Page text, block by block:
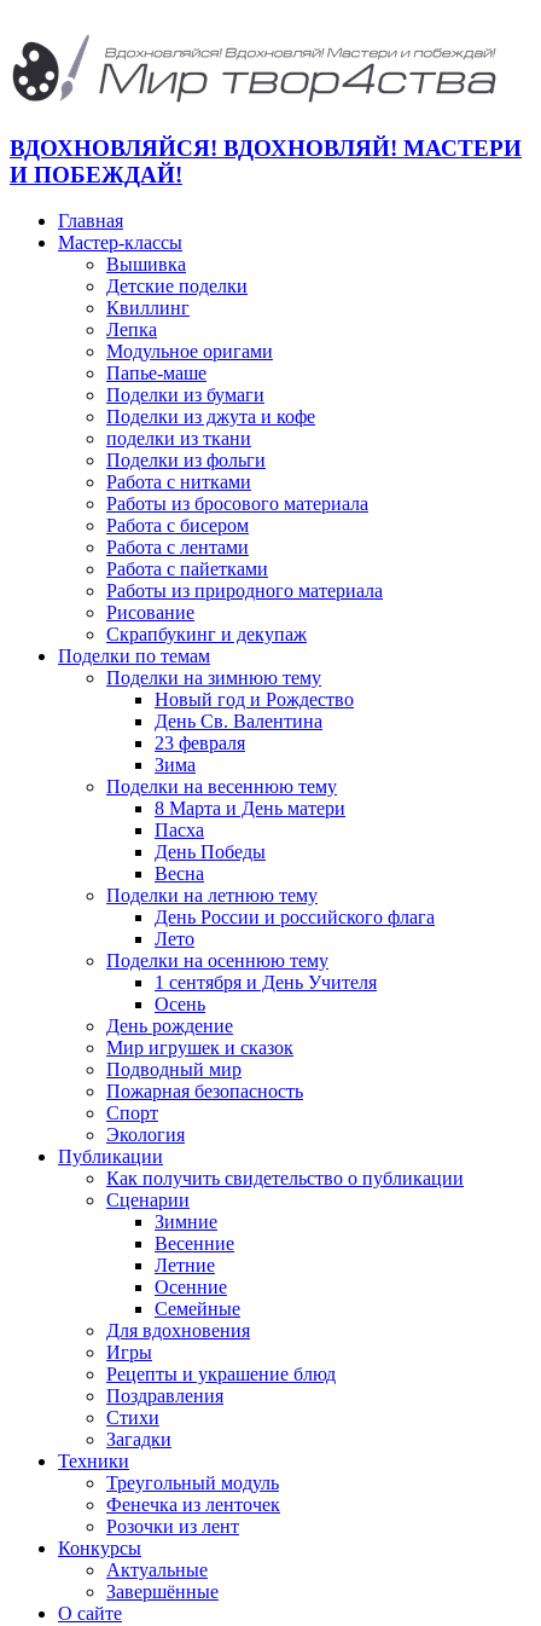
ВДОХНОВЛЯЙСЯ! ВДОХНОВЛЯЙ! МАСТЕРИ
И ПОБЕЖДАЙ!
Главная
Мастер-классы
Вышивка
Детские поделки
Квиллинг
Лепка
Модульное оригами
Папье-маше
Поделки из бумаги
Поделки из джута и кофе
поделки из ткани
Поделки из фольги
Работа с нитками
Работы из бросового материала
Работа с бисером
Работа с лентами
Работа с пайетками
Работы из природного материала
Рисование
Скрапбукинг и декупаж
Поделки по темам
Поделки на зимнюю тему
Новый год и Рождество
День Св. Валентина
23 февраля
Зима
Поделки на весеннюю тему
8 Марта и День матери
Пасха
День Победы
Весна
Поделки на летнюю тему
День России и российского флага
Лето
Поделки на осеннюю тему
1 сентября и День Учителя
Осень
День рождение
Мир игрушек и сказок
Подводный мир
Пожарная безопасность
Спорт
Экология
Публикации
Как получить свидетельство о публикации
Сценарии
Зимние
Весенние
Летние
Осенние
Семейные
Для вдохновения
Игры
Рецепты и украшение блюд
Поздравления
Стихи
Загадки
Техники
Треугольный модуль
Фенечка из ленточек
Розочки из лент
Конкурсы
Актуальные
Завершённые
О сайте